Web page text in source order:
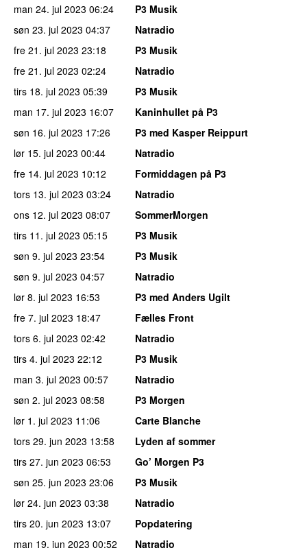
man 24. jul 2023 06:24
P3 Musik
søn 23. jul 2023 04:37
Natradio
fre 21. jul 2023 23:18
P3 Musik
fre 21. jul 2023 02:24
Natradio
tirs 18. jul 2023 05:39
P3 Musik
man 17. jul 2023 16:07
Kaninhullet på P3
søn 16. jul 2023 17:26
P3 med Kasper Reippurt
lør 15. jul 2023 00:44
Natradio
fre 14. jul 2023 10:12
Formiddagen på P3
tors 13. jul 2023 03:24
Natradio
ons 12. jul 2023 08:07
SommerMorgen
tirs 11. jul 2023 05:15
P3 Musik
søn 9. jul 2023 23:54
P3 Musik
søn 9. jul 2023 04:57
Natradio
lør 8. jul 2023 16:53
P3 med Anders Ugilt
fre 7. jul 2023 18:47
Fælles Front
tors 6. jul 2023 02:42
Natradio
tirs 4. jul 2023 22:12
P3 Musik
man 3. jul 2023 00:57
Natradio
søn 2. jul 2023 08:58
P3 Morgen
lør 1. jul 2023 11:06
Carte Blanche
tors 29. jun 2023 13:58
Lyden af sommer
tirs 27. jun 2023 06:53
Go’ Morgen P3
søn 25. jun 2023 23:06
P3 Musik
lør 24. jun 2023 03:38
Natradio
tirs 20. jun 2023 13:07
Popdatering
man 19. jun 2023 00:52
Natradio